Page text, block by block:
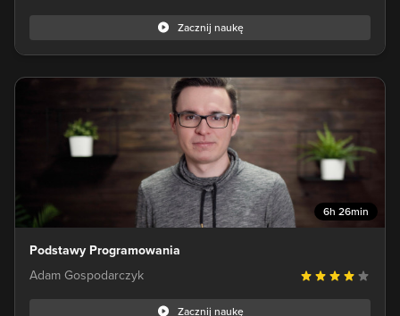
Zacznij naukę
6h 26min
Podstawy Programowania
Adam Gospodarczyk
Zacznij naukę